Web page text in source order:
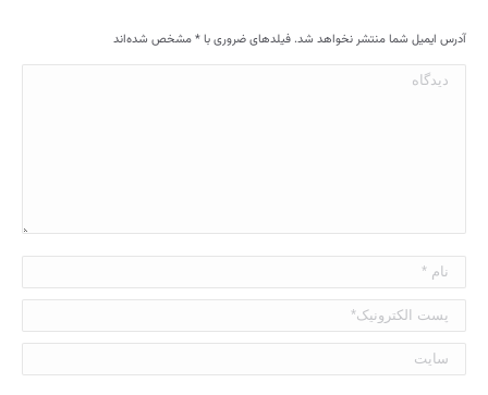
آدرس ایمیل شما منتشر نخواهد شد. فیلدهای ضروری با*مشخص شده‌اند
دیدگاه
نام *
پست الکترونیک*
سایت